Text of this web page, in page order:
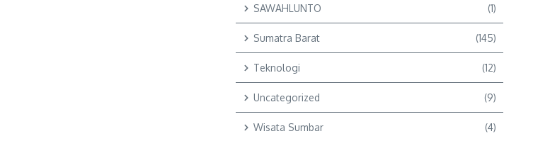
SAWAHLUNTO (1)
Sumatra Barat (145)
Teknologi (12)
Uncategorized (9)
Wisata Sumbar (4)